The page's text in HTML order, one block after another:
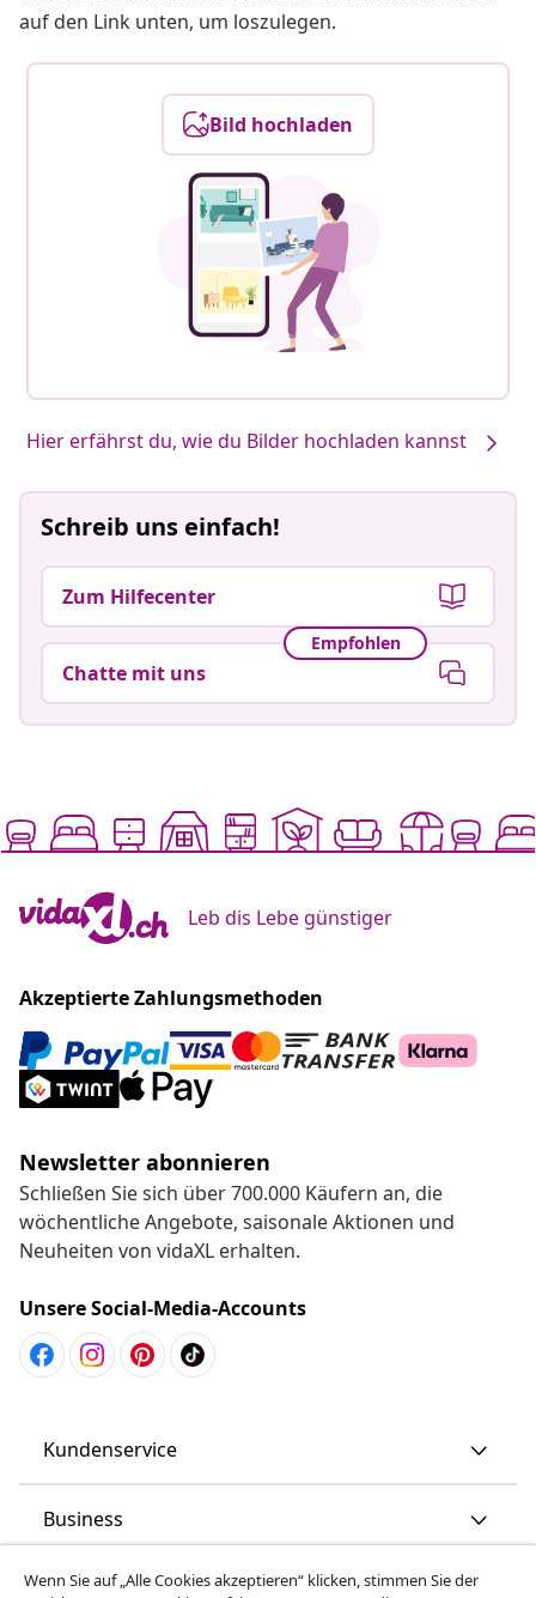
auf den Link unten, um loszulegen.
Bild hochladen
Hier erfährst du, wie du Bilder hochladen kannst
Schreib uns einfach!
Zum Hilfecenter
Empfohlen
Chatte mit uns
Leb dis Lebe günstiger
Akzeptierte Zahlungsmethoden
Newsletter abonnieren
Schließen Sie sich über 700.000 Käufern an, die
wöchentliche Angebote, saisonale Aktionen und
Neuheiten von vidaXL erhalten.
Unsere Social-Media-Accounts
Kundenservice
Business
vidaXL
Wenn Sie auf „Alle Cookies akzeptieren“ klicken, stimmen Sie der